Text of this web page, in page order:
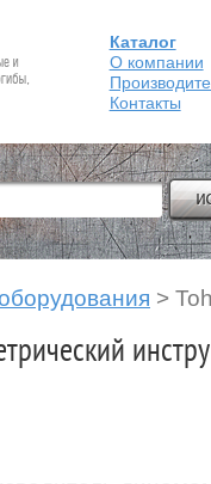
Каталог
О компании
Контакты
>